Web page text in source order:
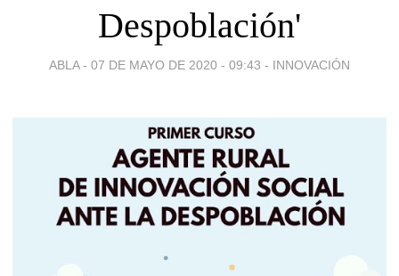
Despoblación'
ABLA - 07 DE MAYO DE 2020 - 09:43 - INNOVACIÓN